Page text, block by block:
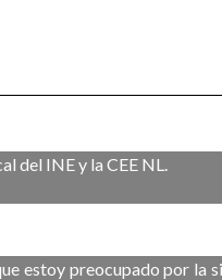
del INE y la CEE NL.
estoy preocupado por la